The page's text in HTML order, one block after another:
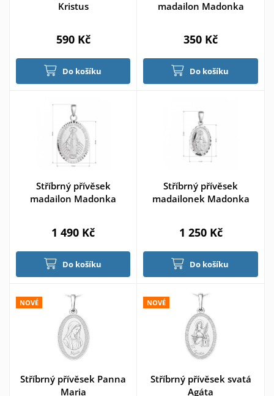
Kristus
590 Kč
Do košíku
madailon Madonka
350 Kč
Do košíku
Stříbrný přívěsek
madailon Madonka
1 490 Kč
Do košíku
Stříbrný přívěsek
madailonek Madonka
1 250 Kč
Do košíku
NOVÉ
Stříbrný přívěsek Panna
Maria
NOVÉ
Stříbrný přívěsek svatá
Agáta